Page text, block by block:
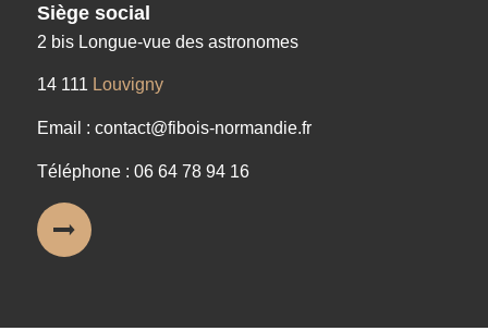
Siège social
2 bis Longue-vue des astronomes
14 111 Louvigny
Email : contact@fibois-normandie.fr
Téléphone : 06 64 78 94 16